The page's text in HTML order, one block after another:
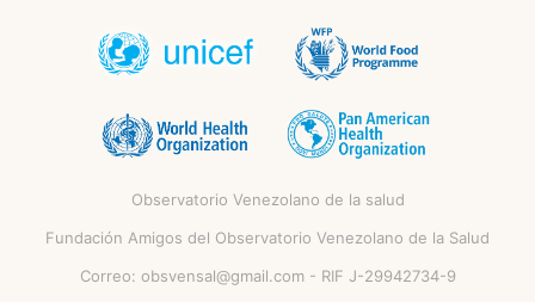
Observatorio Venezolano de la salud
Fundación Amigos del Observatorio Venezolano de la Salud
Correo: obsvensal@gmail.com- RIF J-29942734-9